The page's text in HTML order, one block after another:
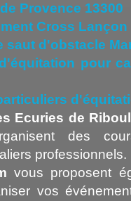
Provence 13300
Cross Lançon
saut d'obstacle
pour
Ecuries de
des
professionnels.
vous proposent
vos